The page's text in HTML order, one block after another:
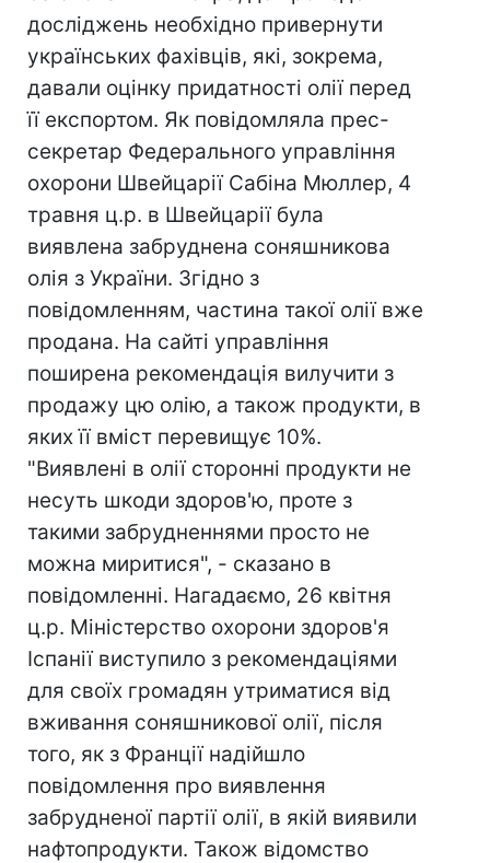
досліджень необхідно привернути
українських фахівців, які, зокрема,
давали оцінку придатності олії перед
її експортом. Як повідомляла прес-
секретар Федерального управління
охорони Швейцарії Сабіна Мюллер, 4
травня ц.р. в Швейцарії була
виявлена забруднена соняшникова
олія з України. Згідно з
повідомленням, частина такої олії вже
продана. На сайті управління
поширена рекомендація вилучити з
продажу цю олію, а також продукти, в
яких її вміст перевищує 10%.
"Виявлені в олії сторонні продукти не
несуть шкоди здоров'ю, проте з
такими забрудненнями просто не
можна миритися", - сказано в
повідомленні. Нагадаємо, 26 квітня
ц.р. Міністерство охорони здоров'я
Іспанії виступило з рекомендаціями
для своїх громадян утриматися від
вживання соняшникової олії, після
того, як з Франції надійшло
повідомлення про виявлення
забрудненої партії олії, в якій виявили
нафтопродукти. Також відомство